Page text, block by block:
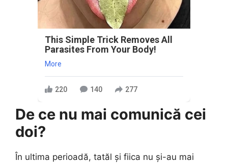
This Simple Trick Removes All
Parasites From Your Body!
More
220 140 277
De ce nu mai comunică cei
doi?
În ultima perioadă, tatăl și fiica nu și-au mai